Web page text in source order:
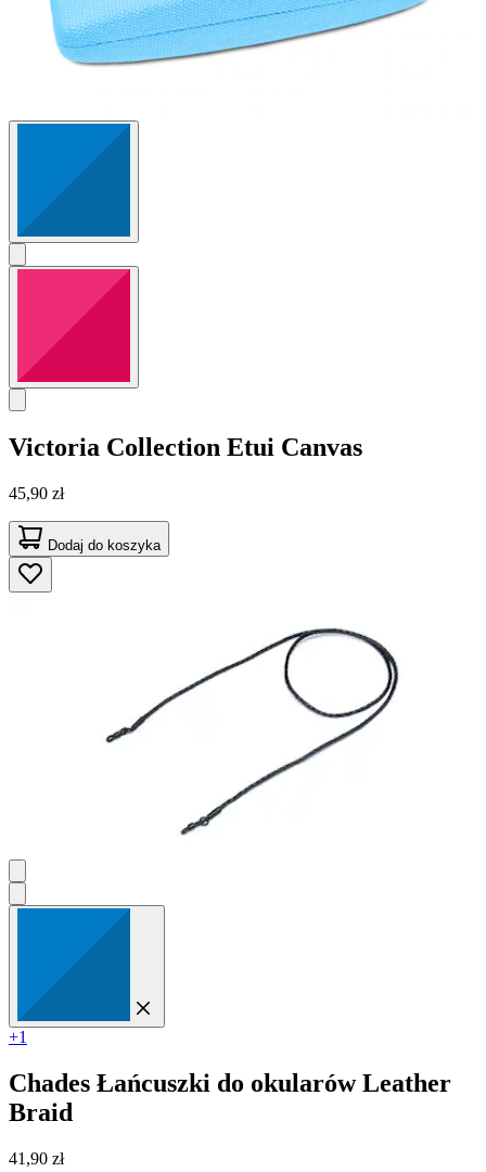
Victoria Collection Etui Canvas
45,90 zł
Dodaj do koszyka
+1
Chades Łańcuszki do okularów Leather
Braid
41,90 zł